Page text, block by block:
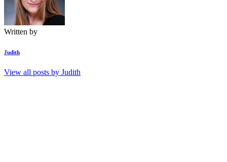
Written by
Judith
View all posts by Judith